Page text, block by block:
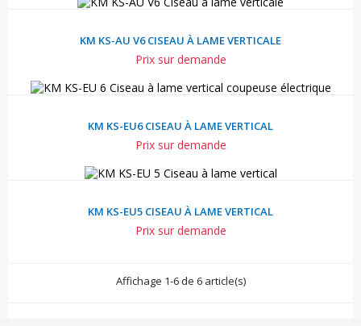
KM KS-AU V6 CISEAU À LAME VERTICALE
Prix sur demande
KM KS-EU6 CISEAU À LAME VERTICAL
Prix sur demande
KM KS-EU5 CISEAU À LAME VERTICAL
Prix sur demande
Affichage 1-6 de 6 article(s)